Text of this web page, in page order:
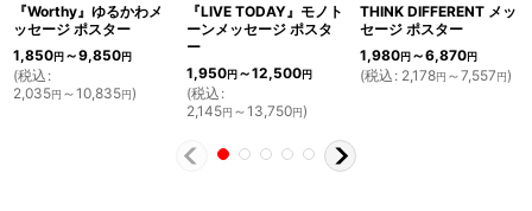
『Worthy』ゆるかわメ
ッセージ ポスター
1,850円～9,850円
(税込 :
2,035円 ～10,835円)
『LIVE TODAY』モノト
ーンメッセージ ポスタ
ー
1,950円～12,500円
(税込 :
2,145円 ～13,750円)
THINK DIFFERENT メッ
セージ ポスター
1,980円～6,870円
(税込 : 2,178円 ～7,557円)